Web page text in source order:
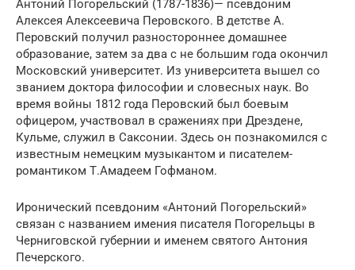
Антоний Погорельский (1787-1836)— псевдоним
Алексея Алексеевича Перовского. В детстве А.
Перовский получил разностороннее домашнее
образование, затем за два с не большим года окончил
Московский университет. Из университета вышел со
званием доктора философии и словесных наук. Во
время войны 1812 года Перовский был боевым
офицером, участвовал в сражениях при Дрездене,
Кульме, служил в Саксонии. Здесь он познакомился с
известным немецким музыкантом и писателем-
романтиком Т.Амадеем Гофманом.
Иронический псевдоним «Антоний Погорельский»
связан с названием имения писателя Погорельцы в
Черниговской губернии и именем святого Антония
Печерского.